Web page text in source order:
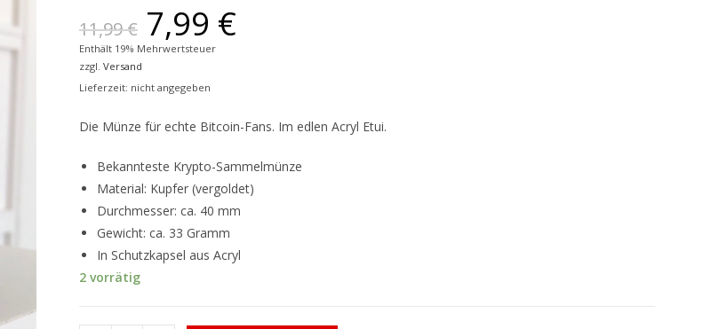
11,99€ 7,99 €
Enthält 19% Mehrwertsteuer
zzgl. Versand
Lieferzeit: nicht angegeben
Die Münze für echte Bitcoin-Fans. Im edlen Acryl Etui.
Bekannteste Krypto-Sammelmünze
Material: Kupfer (vergoldet)
Durchmesser: ca. 40 mm
Gewicht: ca. 33 Gramm
In Schutzkapsel aus Acryl
2 vorrätig